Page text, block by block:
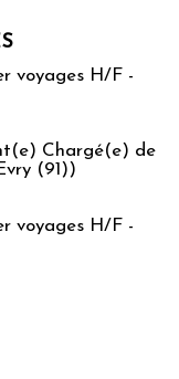
voyages H/F -
Chargé(e) de
(91))
voyages H/F -